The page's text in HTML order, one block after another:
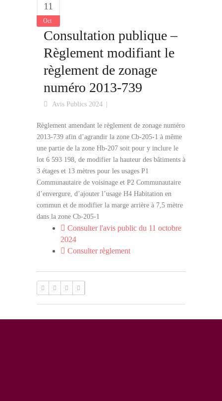
11
Oct
Consultation publique –
Règlement modifiant le
règlement de zonage
numéro 2013-739
Avis Publics 2024
Règlement amendant le règlement de zonage numéro
2013-739 afin d’agrandir la zone Cb-205-1 à même
une partie de la zone Hb-207 soit pour y inclure le
lot 6 593 198, de modifier la hauteur des bâtiments à
3 étages et 13 mètres pour les usages P1
Communautaire de voisinage et P2 Communautaire
d’envergure, d’ajouter l’usage H4 Habitation en
commun et de modifier la marge arrière à 7,5 mètre
dans la zone Cb-205-1
Consulter l'avis public du 11 octobre
2024
Consulter règlement